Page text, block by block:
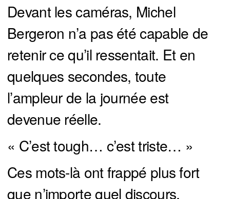
Devant les caméras, Michel
Bergeron n’a pas été capable de
retenir ce qu’il ressentait. Et en
quelques secondes, toute
l’ampleur de la journée est
devenue réelle.
« C’est tough… c’est triste… »
Ces mots-là ont frappé plus fort
que n’importe quel discours.